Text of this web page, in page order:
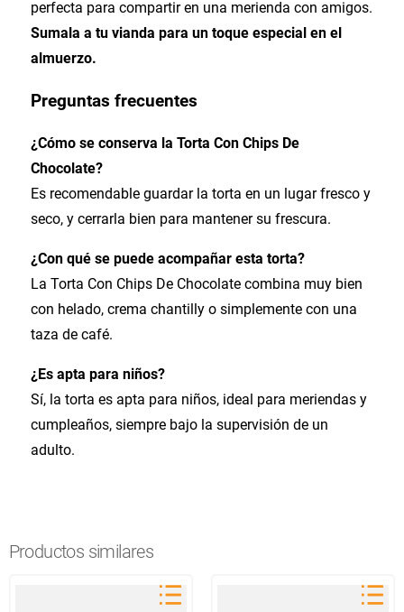
perfecta para compartir en una merienda con amigos.
Sumala a tu vianda para un toque especial en el
almuerzo.
Preguntas frecuentes
¿Cómo se conserva la Torta Con Chips De
Chocolate?
Es recomendable guardar la torta en un lugar fresco y
seco, y cerrarla bien para mantener su frescura.
¿Con qué se puede acompañar esta torta?
La Torta Con Chips De Chocolate combina muy bien
con helado, crema chantilly o simplemente con una
taza de café.
¿Es apta para niños?
Sí, la torta es apta para niños, ideal para meriendas y
cumpleaños, siempre bajo la supervisión de un
adulto.
Productos similares